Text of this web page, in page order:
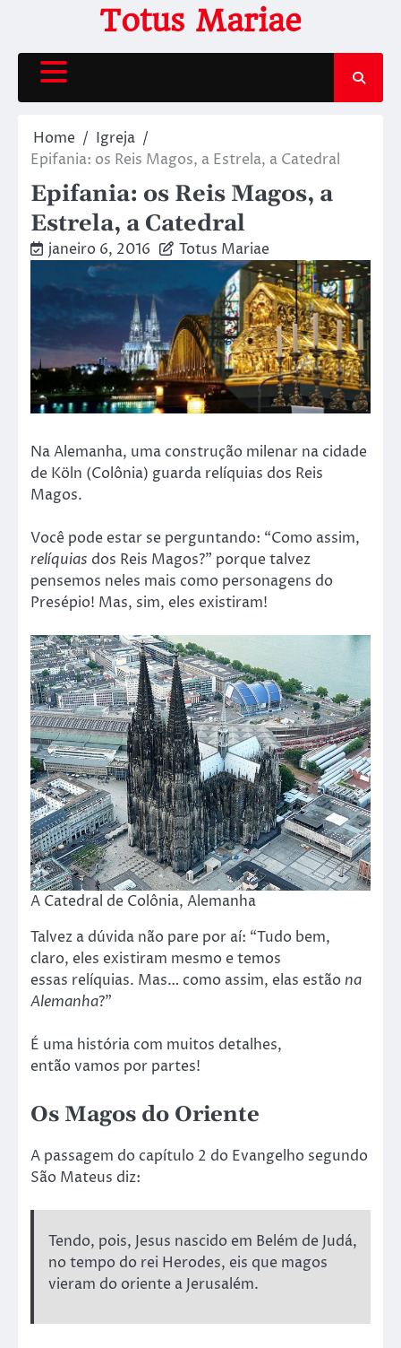
content
Totus Mariae
Home
Igreja
Epifania: os Reis Magos, a Estrela, a Catedral
Epifania: os Reis Magos, a
Estrela, a Catedral
janeiro 6, 2016 Totus Mariae
Na Alemanha, uma construção milenar na cidade
de Köln (Colônia) guarda relíquias dos Reis
Magos.
Você pode estar se perguntando: “Como assim,
relíquias dos Reis Magos?” porque talvez
pensemos neles mais como personagens do
Presépio! Mas, sim, eles existiram!
A Catedral de Colônia, Alemanha
Talvez a dúvida não pare por aí: “Tudo bem,
claro, eles existiram mesmo e temos
essas relíquias. Mas… como assim, elas estão na
Alemanha?”
É uma história com muitos detalhes,
então vamos por partes!
Os Magos do Oriente
A passagem do capítulo 2 do Evangelho segundo
São Mateus diz:
Tendo, pois, Jesus nascido em Belém de Judá,
no tempo do rei Herodes, eis que magos
vieram do oriente a Jerusalém.